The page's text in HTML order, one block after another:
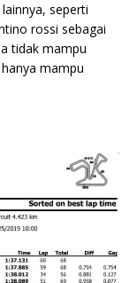
seperti
rossi sebagai
tidak mampu
mampu